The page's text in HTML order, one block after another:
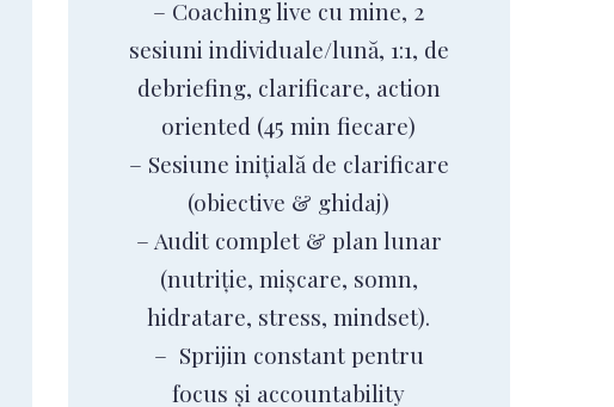
– Coaching live cu mine, 2
sesiuni individuale/lună, 1:1, de
debriefing, clarificare, action
oriented (45 min fiecare)
– Sesiune inițială de clarificare
(obiective & ghidaj)
– Audit complet & plan lunar
(nutriție, mișcare, somn,
hidratare, stress, mindset).
– Sprijin constant pentru
focus și accountability